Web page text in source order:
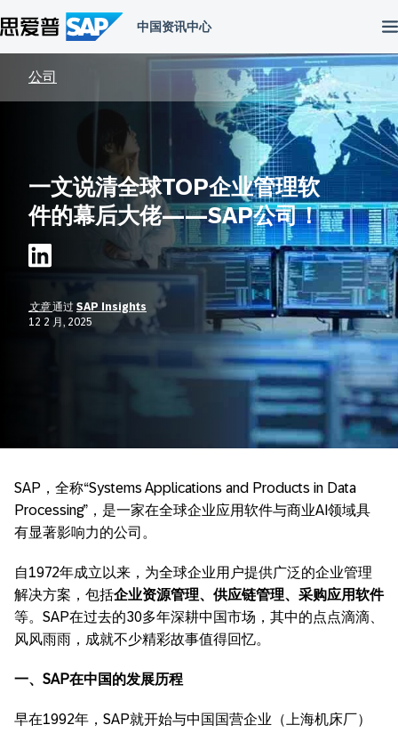
到
内
容
公司
一文说清全球TOP企业管理软
件的幕后大佬——SAP公司！
文章通过 SAP Insights
12 2 月, 2025
SAP，全称“Systems Applications and Products in Data
Processing”，是一家在全球企业应用软件与商业AI领域具
有显著影响力的公司。
自1972年成立以来，为全球企业用户提供广泛的企业管理
解决方案，包括企业资源管理、供应链管理、采购应用软件
等。SAP在过去的30多年深耕中国市场，其中的点点滴滴、
风风雨雨，成就不少精彩故事值得回忆。
一、SAP在中国的发展历程
早在1992年，SAP就开始与中国国营企业（上海机床厂）